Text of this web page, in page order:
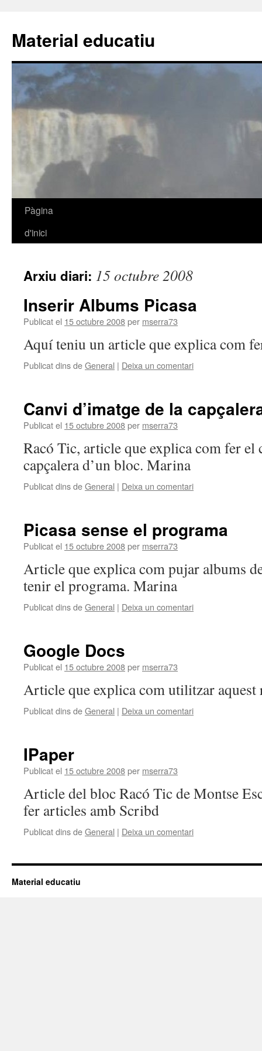
Material educatiu
Vés
Pàgina
d'inici
Arxiu diari: 15 octubre 2008
Inserir Albums Picasa
Publicat el 15 octubre 2008per mserra73
Aquí teniu un article que explica com
Publicat dins deGeneral | Deixa un comentari
Canvi d’imatge de la
Publicat el 15 octubre 2008per mserra73
Racó Tic, article que explica com fer el
capçalera d’un bloc. Marina
Publicat dins deGeneral | Deixa un comentari
Picasa sense el programa
Publicat el 15 octubre 2008per mserra73
Article que explica com pujar albums
tenir el programa. Marina
Publicat dins deGeneral | Deixa un comentari
Google Docs
Publicat el 15 octubre 2008per mserra73
Article que explica com utilitzar aquest
Publicat dins deGeneral | Deixa un comentari
IPaper
Publicat el 15 octubre 2008per mserra73
Article del bloc Racó Tic de Montse
fer articles amb Scribd
Publicat dins deGeneral | Deixa un comentari
Material educatiu